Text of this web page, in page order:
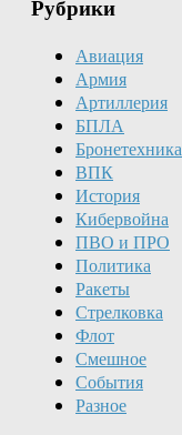
Рубрики
Авиация
Армия
Артиллерия
БПЛА
Бронетехника
ВПК
История
Кибервойна
ПВО и ПРО
Политика
Ракеты
Стрелковка
Флот
Смешное
События
Разное